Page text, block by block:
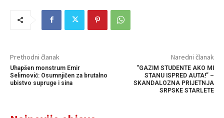
Prethodni članak
Uhapšen monstrum Emir
Selimović: Osumnjičen za brutalno
ubistvo supruge i sina
Naredni članak
“GAZIM STUDENTE AKO MI
STANU ISPRED AUTA!” –
SKANDALOZNA PRIJETNJA
SRPSKE STARLETE